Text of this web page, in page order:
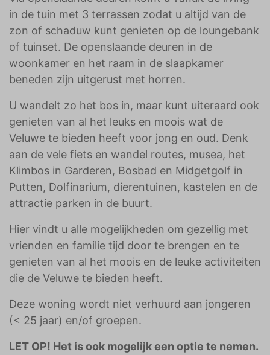
in de tuin met 3 terrassen zodat u altijd van de
zon of schaduw kunt genieten op de loungebank
of tuinset. De openslaande deuren in de
woonkamer en het raam in de slaapkamer
beneden zijn uitgerust met horren.
U wandelt zo het bos in, maar kunt uiteraard ook
genieten van al het leuks en moois wat de
Veluwe te bieden heeft voor jong en oud. Denk
aan de vele fiets en wandel routes, musea, het
Klimbos in Garderen, Bosbad en Midgetgolf in
Putten, Dolfinarium, dierentuinen, kastelen en de
attractie parken in de buurt.
Hier vindt u alle mogelijkheden om gezellig met
vrienden en familie tijd door te brengen en te
genieten van al het moois en de leuke activiteiten
die de Veluwe te bieden heeft.
Deze woning wordt niet verhuurd aan jongeren
(< 25 jaar) en/of groepen.
LET OP! Het is ook mogelijk een optie te nemen.